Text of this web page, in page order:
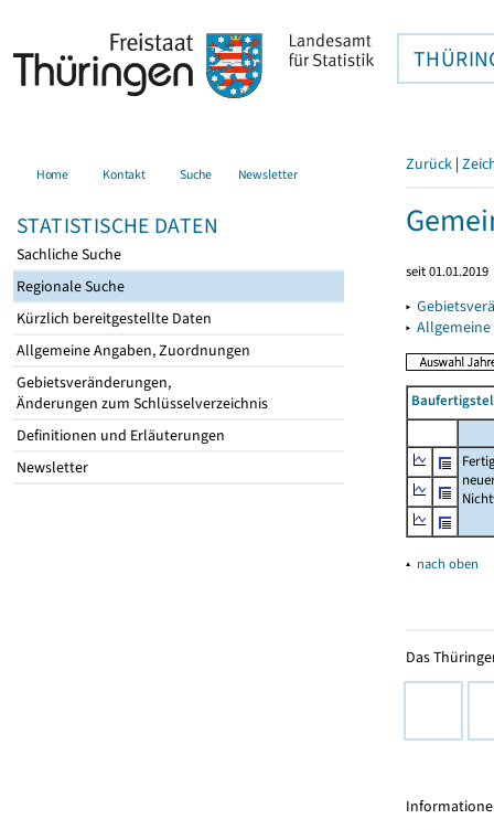
Home Kontakt Suche Newsletter
STATISTISCHE DATEN
Sachliche Suche
Regionale Suche
Kürzlich bereitgestellte Daten
Allgemeine Angaben, Zuordnungen
Gebietsveränderungen,
Änderungen zum Schlüsselverzeichnis
Definitionen und Erläuterungen
Newsletter
Zurück |
seit 01.01.2019
▸
▸
▴ nach oben
Das